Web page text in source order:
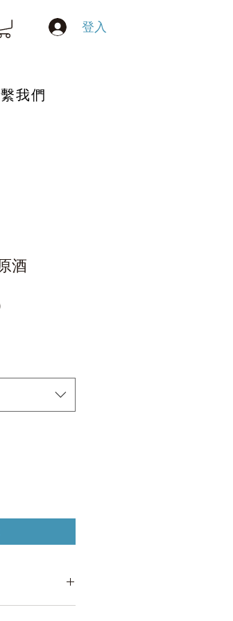
登入
我們
酒
促
格